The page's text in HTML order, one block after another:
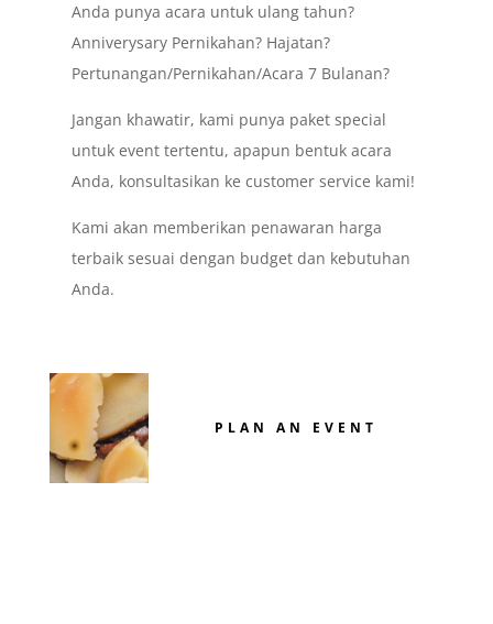
Anda punya acara untuk ulang tahun?
Anniverysary Pernikahan? Hajatan?
Pertunangan/Pernikahan/Acara 7 Bulanan?
Jangan khawatir, kami punya paket special
untuk event tertentu, apapun bentuk acara
Anda, konsultasikan ke customer service kami!
Kami akan memberikan penawaran harga
terbaik sesuai dengan budget dan kebutuhan
Anda.
PLAN AN EVENT